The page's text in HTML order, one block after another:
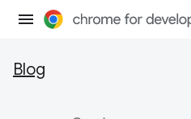
Blog